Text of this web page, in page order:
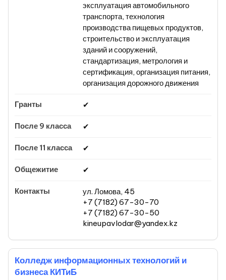
эксплуатация автомобильного
транспорта, технология
производства пищевых продуктов,
строительство и эксплуатация
зданий и сооружений,
стандартизация, метрология и
сертификация, организация питания,
организация дорожного движения
✔
✔
✔
✔
ул. Ломова, 45
+7 (7182) 67-30-70
+7 (7182) 67-30-50
kineupavlodar@yandex.kz
Колледж информационных технологий и
бизнеса КИТиБ